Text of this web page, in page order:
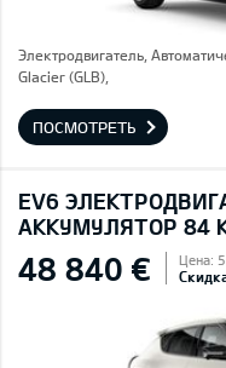
Электродвигатель,
Glacier (GLB),
ПОСМОТРЕТЬ
EV6
AККУМУЛЯТОР 84
48 840 € Цена: